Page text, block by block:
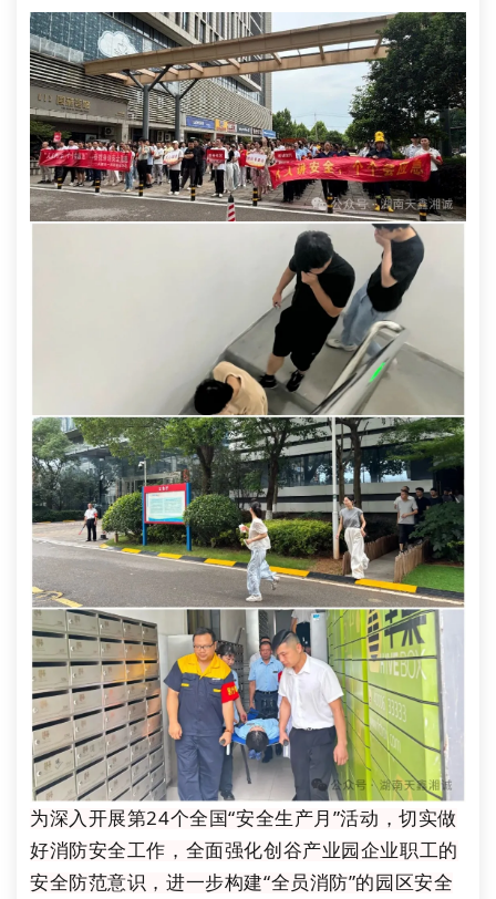
为深入开展第24个全国“安全生产月”活动，切实做
好消防安全工作，全面强化创谷产业园企业职工的
安全防范意识，进一步构建“全员消防”的园区安全